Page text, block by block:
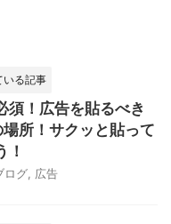
いる記事
須！広告を貼るべき
所！サクッと貼って
！
ログ 広告